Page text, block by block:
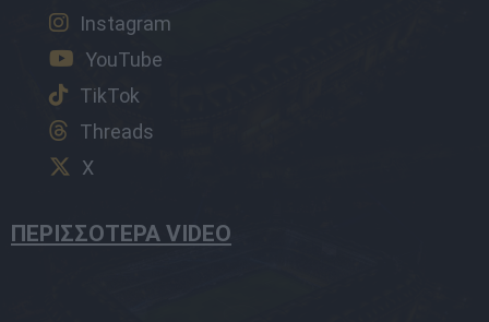
Instagram
YouTube
TikTok
Threads
X
ΠΕΡΙΣΣΟΤΕΡΑ VIDEO